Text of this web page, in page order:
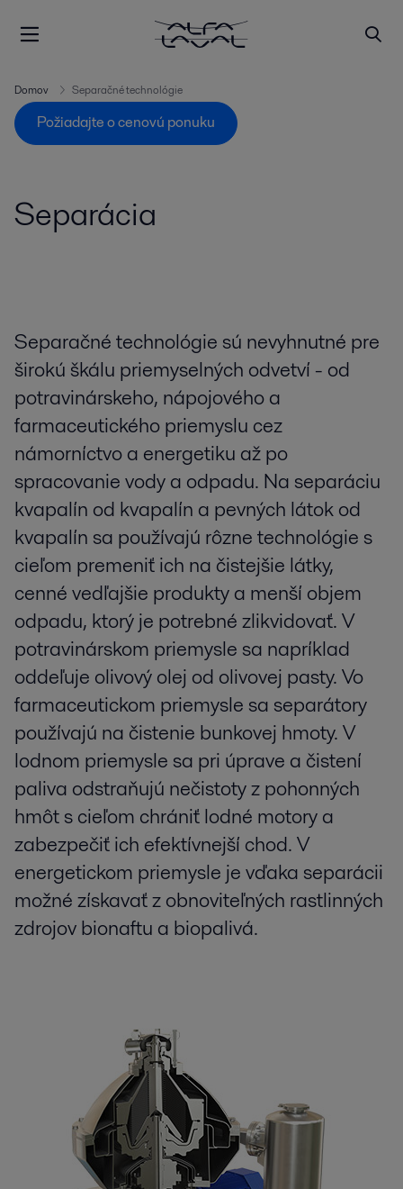
Domov Separačné technológie
Požiadajte o cenovú ponuku
Separácia
Separačné technológie sú nevyhnutné pre
širokú škálu priemyselných odvetví - od
potravinárskeho, nápojového a
farmaceutického priemyslu cez
námorníctvo a energetiku až po
spracovanie vody a odpadu. Na separáciu
kvapalín od kvapalín a pevných látok od
kvapalín sa používajú rôzne technológie s
cieľom premeniť ich na čistejšie látky,
cenné vedľajšie produkty a menší objem
odpadu, ktorý je potrebné zlikvidovať. V
potravinárskom priemysle sa napríklad
oddeľuje olivový olej od olivovej pasty. Vo
farmaceutickom priemysle sa separátory
používajú na čistenie bunkovej hmoty. V
lodnom priemysle sa pri úprave a čistení
paliva odstraňujú nečistoty z pohonných
hmôt s cieľom chrániť lodné motory a
zabezpečiť ich efektívnejší chod. V
energetickom priemysle je vďaka separácii
možné získavať z obnoviteľných rastlinných
zdrojov bionaftu a biopalivá.